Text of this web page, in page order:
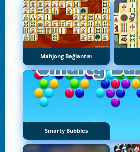
Mahjong Bağlantısı
Smarty Bubbles